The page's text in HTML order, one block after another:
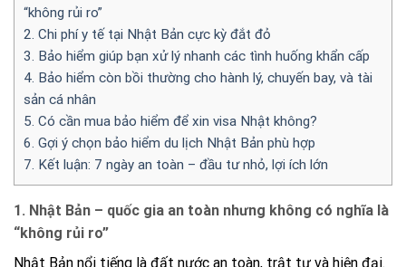
“không rủi ro”
2. Chi phí y tế tại Nhật Bản cực kỳ đắt đỏ
3. Bảo hiểm giúp bạn xử lý nhanh các tình huống khẩn cấp
4. Bảo hiểm còn bồi thường cho hành lý, chuyến bay, và tài
sản cá nhân
5. Có cần mua bảo hiểm để xin visa Nhật không?
6. Gợi ý chọn bảo hiểm du lịch Nhật Bản phù hợp
7. Kết luận: 7 ngày an toàn – đầu tư nhỏ, lợi ích lớn
1. Nhật Bản – quốc gia an toàn nhưng không có nghĩa là
“không rủi ro”
Nhật Bản nổi tiếng là đất nước an toàn, trật tự và hiện đại.